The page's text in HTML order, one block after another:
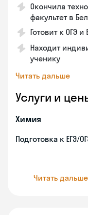
Окончила
факультет в
Готовит к ОГЭ
Находит
ученику
Читать дальше
Услуги и
Химия
Подготовка к ЕГЭ/
Читать дальше